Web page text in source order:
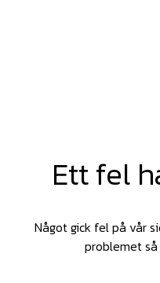
Ett fel
Något gick fel på vår
problemet